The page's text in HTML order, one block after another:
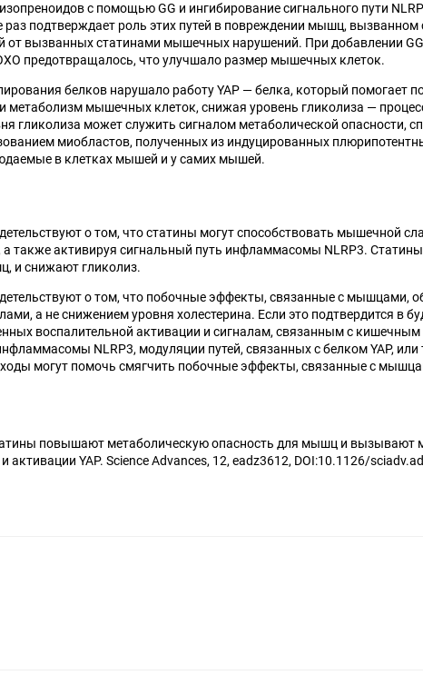
с помощью GG и ингибирование сигнального пути
подтверждает роль этих путей в повреждении мышц,
вызванных статинами мышечных нарушений. При добавлении GG
предотвращалось, что улучшало размер мышечных клеток.
белков нарушало работу YAP — белка, который
мышечных клеток, снижая уровень гликолиза —
гликолиза может служить сигналом метаболической опасности,
миобластов, полученных из индуцированных
в клетках мышей и у самих мышей.
о том, что статины могут способствовать мышечной
а также активируя сигнальный путь инфламмасомы NLRP3.
и снижают гликолиз.
о том, что побочные эффекты, связанные с мышцами,
а не снижением уровня холестерина. Если это подтвердится в
воспалительной активации и сигналам, связанным с кишечным
NLRP3, модуляции путей, связанных с белком YAP,
могут помочь смягчить побочные эффекты, связанные с
повышают метаболическую опасность для мышц и вызывают
активации YAP. Science Advances, 12, eadz3612, DOI:10.1126/